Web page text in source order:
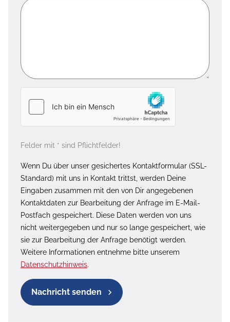
Felder mit * sind Pflichtfelder!
Wenn Du über unser gesichertes Kontaktformular (SSL-
Standard) mit uns in Kontakt trittst, werden Deine
Eingaben zusammen mit den von Dir angegebenen
Kontaktdaten zur Bearbeitung der Anfrage im E-Mail-
Postfach gespeichert. Diese Daten werden von uns
nicht weitergegeben und nur so lange gespeichert, wie
sie zur Bearbeitung der Anfrage benötigt werden.
Weitere Informationen entnehme bitte unserem
Datenschutzhinweis.
Nachricht senden